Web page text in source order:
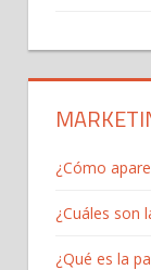
¿Cómo
¿Cuáles son
¿Qué es la